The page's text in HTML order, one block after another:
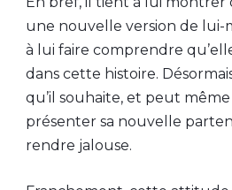
une nouvelle version de lui-
à lui faire comprendre
dans cette histoire.
qu’il souhaite, et peut
présenter sa nouvelle
rendre jalouse.